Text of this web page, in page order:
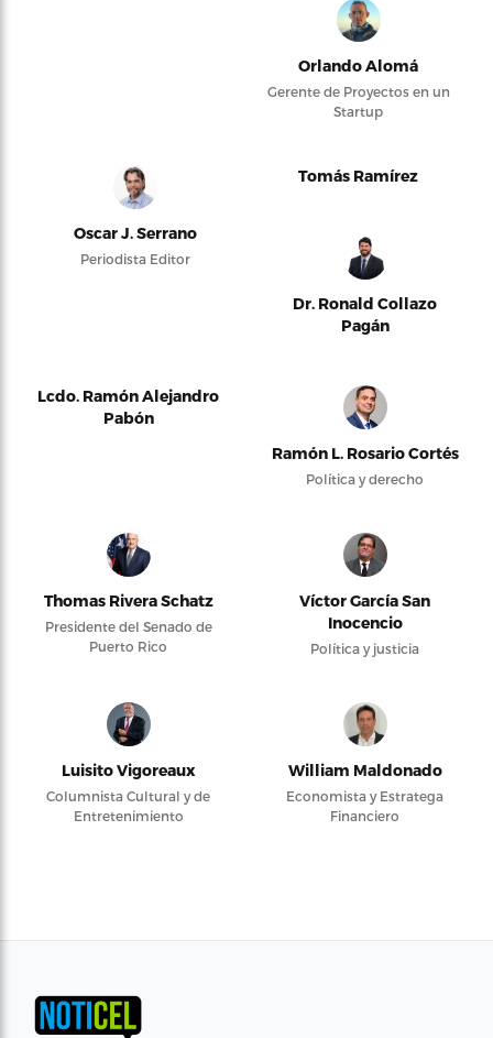
Orlando Alomá
Gerente de Proyectos en un
Startup
Oscar J. Serrano
Periodista Editor
Tomás Ramírez
Dr. Ronald Collazo
Pagán
Lcdo. Ramón Alejandro
Pabón
Ramón L. Rosario Cortés
Política y derecho
Thomas Rivera Schatz
Presidente del Senado de
Puerto Rico
Víctor García San
Inocencio
Política y justicia
Luisito Vigoreaux
Columnista Cultural y de
Entretenimiento
William Maldonado
Economista y Estratega
Financiero